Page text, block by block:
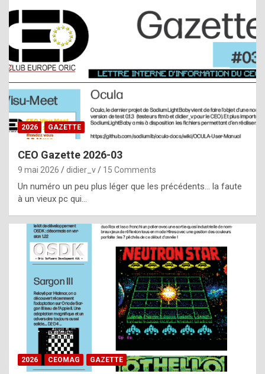
s
t
a
s
i
e
f
o
m
m
a
y
b
e
b
y
2026 GAZETTE
CEO Gazette 2026-03
9 mai 2026 didier_v 15 Comments
Un numéro un peu plus léger que les précédents… la faute
à un vieux pc qui…
2026 CEOMAG GAZETTE